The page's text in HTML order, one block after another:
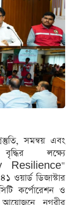
সমন্বয় এবং
লক্ষ্যে
Resilience"
ওয়ার্ড ডিজাস্টার
কর্পোরেশন ও